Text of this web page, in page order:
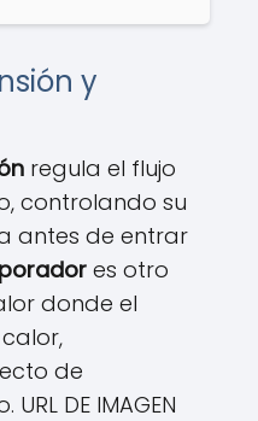
y
regula el flujo
controlando su
antes de entrar
es otro
donde el
de
DE IMAGEN